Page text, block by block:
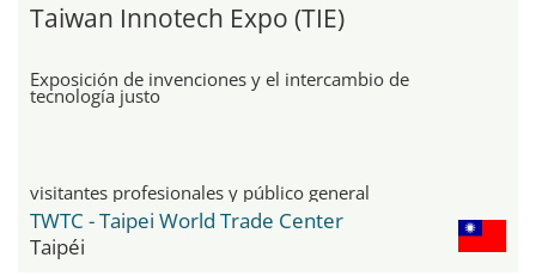
Taiwan Innotech Expo (TIE)
Exposición de invenciones y el intercambio de
tecnología justo
visitantes profesionales y público general
TWTC - Taipei World Trade Center
Taipéi